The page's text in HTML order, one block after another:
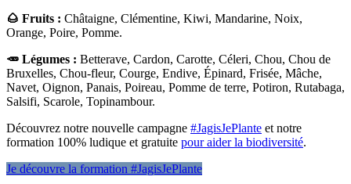
🌰 Fruits : Châtaigne, Clémentine, Kiwi, Mandarine, Noix,
Orange, Poire, Pomme.
🥕 Légumes : Betterave, Cardon, Carotte, Céleri, Chou, Chou de
Bruxelles, Chou-fleur, Courge, Endive, Épinard, Frisée, Mâche,
Navet, Oignon, Panais, Poireau, Pomme de terre, Potiron, Rutabaga,
Salsifi, Scarole, Topinambour.
Découvrez notre nouvelle campagne #JagisJePlante et notre
formation 100% ludique et gratuite pour aider la biodiversité.
Je découvre la formation #JagisJePlante